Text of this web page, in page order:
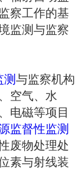
财政部、
管能力建
门在相关
件，提
好放射性
，其中要
，支持各